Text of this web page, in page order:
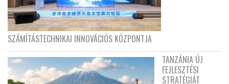
SZÁMÍTÁSTECHNIKAI INNOVÁCIÓS KÖZPONTJA
TANZÁNIA ÚJ
FEJLESZTÉSI
STRATÉGIÁT